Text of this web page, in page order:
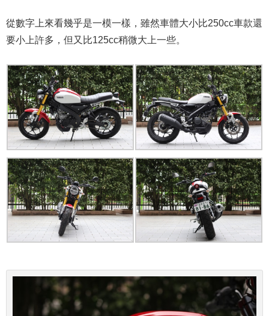
從數字上來看幾乎是一模一樣，雖然車體大小比250cc車款還
要小上許多，但又比125cc稍微大上一些。